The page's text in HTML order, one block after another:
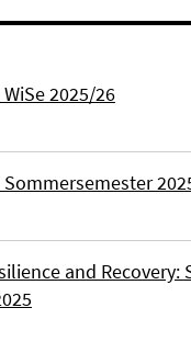
2025/26
and Recovery: